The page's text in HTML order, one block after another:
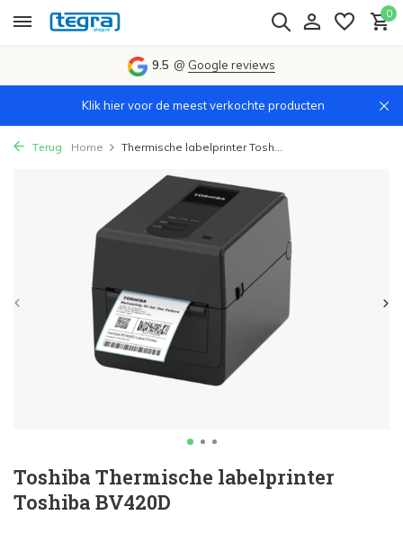
0
9.5 @ Google reviews
Klik hier voor de meest verkochte producten
Terug Home Thermische labelprinter Tosh...
Toshiba Thermische labelprinter
Toshiba BV420D